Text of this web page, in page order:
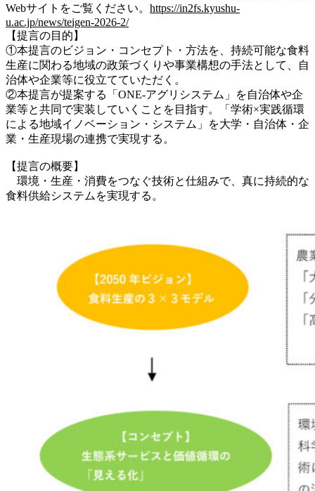
Webサイトをご覧ください。 https://in2fs.kyushu-
u.ac.jp/news/teigen-2026-2/
【提言の目的】
①本提言のビジョン・コンセプト・方法を、持続可能な食料
生産に関わる地域の政策づくりや事業構想の手法として、自
治体や企業等に役立てていただく。
②本提言が提案する「ONE-アグリシステム」を自治体や企
業等と共同で実装していくことを目指す。「学術×実践循環
による地域イノベーション・システム」を大学・自治体・企
業・生産現場の連携で実現する。
【提言の概要】
環境・生産・消費をつなぐ技術と仕組みで、真に持続的な
食料供給システムを実現する。